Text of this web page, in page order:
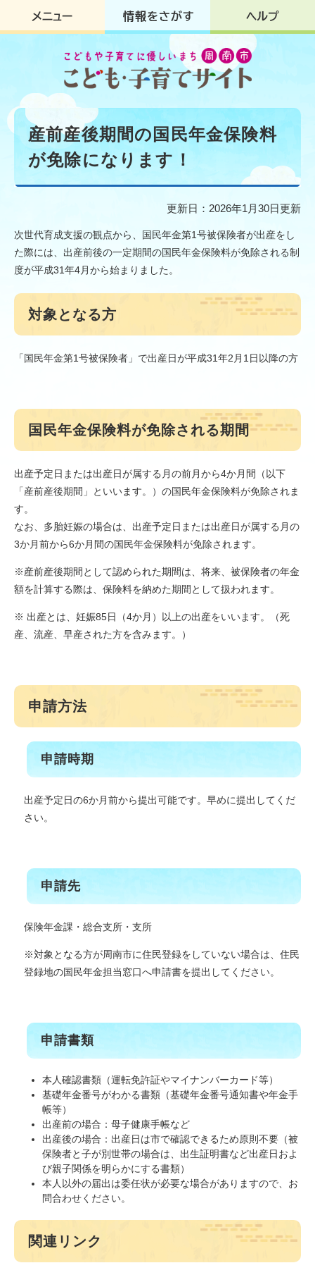
ジ
す
。
ュ
し
て
本
産前産後期間の国民年金保険料
が免除になります！
更新日：2026年1月30日更新
次世代育成支援の観点から、国民年金第1号被保険者が出産をし
た際には、出産前後の一定期間の国民年金保険料が免除される制
度が平成31年4月から始まりました。
対象となる方
「国民年金第1号被保険者」で出産日が平成31年2月1日以降の方
国民年金保険料が免除される期間
出産予定日または出産日が属する月の前月から4か月間（以下
「産前産後期間」といいます。）の国民年金保険料が免除されま
す。
なお、多胎妊娠の場合は、出産予定日または出産日が属する月の
3か月前から6か月間の国民年金保険料が免除されます。
※産前産後期間として認められた期間は、将来、被保険者の年金
額を計算する際は、保険料を納めた期間として扱われます。
※ 出産とは、妊娠85日（4か月）以上の出産をいいます。（死
産、流産、早産された方を含みます。）
申請方法
申請時期
出産予定日の6か月前から提出可能です。早めに提出してくだ
さい。
申請先
保険年金課・総合支所・支所
※対象となる方が周南市に住民登録をしていない場合は、住民
登録地の国民年金担当窓口へ申請書を提出してください。
申請書類
本人確認書類（運転免許証やマイナンバーカード等）
基礎年金番号がわかる書類（基礎年金番号通知書や年金手
帳等）
出産前の場合：母子健康手帳など
出産後の場合：出産日は市で確認できるため原則不要（被
保険者と子が別世帯の場合は、出生証明書など出産日およ
び親子関係を明らかにする書類）
本人以外の届出は委任状が必要な場合がありますので、お
問合わせください。
関連リンク